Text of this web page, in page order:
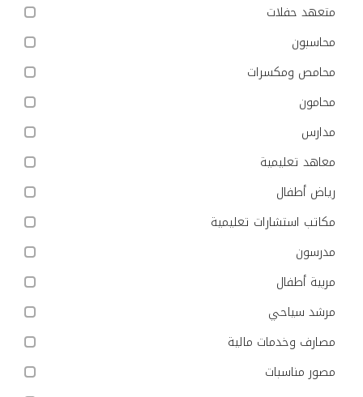
متعهد حفلات
محاسبون
محامص ومكسرات
محامون
مدارس
معاهد تعليمية
رياض أطفال
مكاتب استشارات تعليمية
مدرسون
مربية أطفال
مرشد سياحي
مصارف وخدمات مالية
مصور مناسبات